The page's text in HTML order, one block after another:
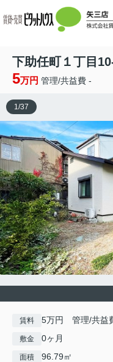
下助任町１丁目
5万円 管理/共益費 -
1/37
賃料 5万円 管理/共益
敷金 0ヶ月
面積 96.79㎡